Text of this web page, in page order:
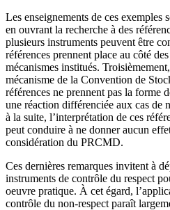
Les enseignements de ces exemples
en ouvrant la recherche à des
plusieurs instruments peuvent être
références prennent place au côté
mécanismes institués.
mécanisme de la Convention de
références ne prennent pas la forme
une réaction différenciée aux cas de
à la suite, l’interprétation de ces
peut conduire à ne donner aucun
considération du PRCMD.
Ces dernières remarques invitent à
instruments de contrôle du respect
oeuvre pratique. À cet égard,
contrôle du non-respect paraît